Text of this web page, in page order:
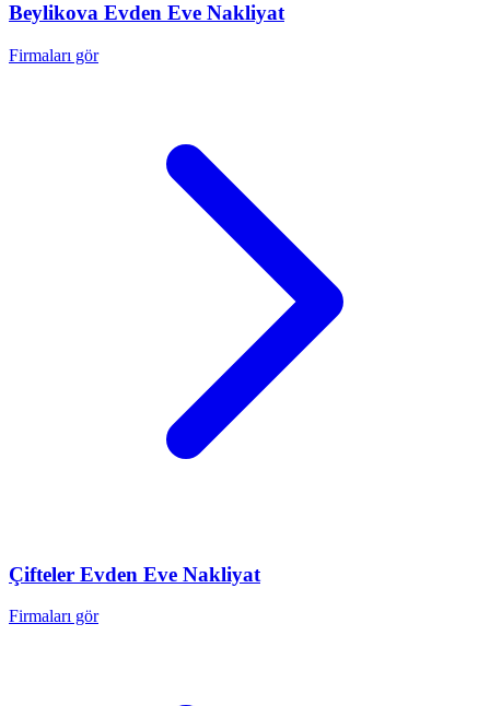
Beylikova Evden Eve Nakliyat
Firmaları gör
Çifteler Evden Eve Nakliyat
Firmaları gör